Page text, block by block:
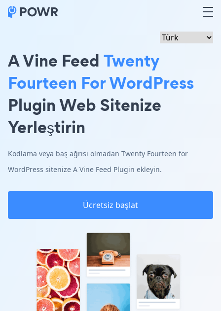
A Vine Feed Twenty
Fourteen For WordPress
Plugin Web Sitenize
Yerleştirin
Kodlama veya baş ağrısı olmadan Twenty Fourteen for
WordPress sitenize A Vine Feed Plugin ekleyin.
Ücretsiz başlat